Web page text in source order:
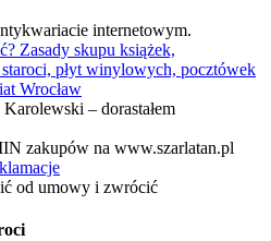
internetowym.
Zasady skupu książek,
płyt winylowych, pocztówek
Wrocław
– dorastałem
zakupów na www.szarlatan.pl
od umowy i zwrócić